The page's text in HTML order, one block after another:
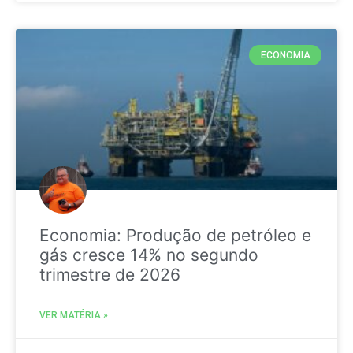
ECONOMIA
Economia: Produção de petróleo e
gás cresce 14% no segundo
trimestre de 2026
VER MATÉRIA »